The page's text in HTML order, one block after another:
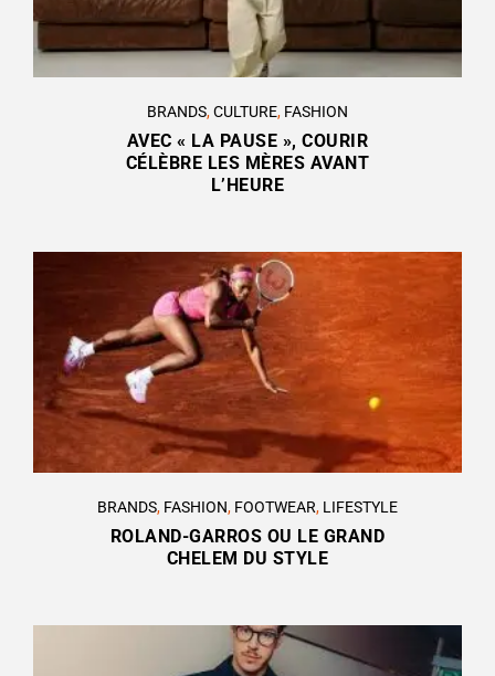
BRANDS,CULTURE, FASHION
AVEC « LA PAUSE », COURIR
CÉLÈBRE LES MÈRES AVANT
L’HEURE
BRANDS, FASHION, FOOTWEAR, LIFESTYLE
ROLAND-GARROS OU LE GRAND
CHELEM DU STYLE